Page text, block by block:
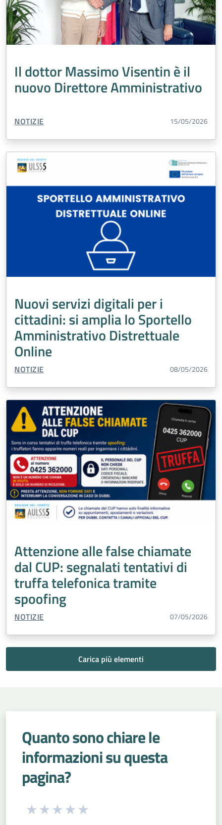
Il dottor Massimo Visentin è il
nuovo Direttore Amministrativo
TIPO CONTENUTO:
NOTIZIE 15/05/2026
Nuovi servizi digitali per i
cittadini: si amplia lo Sportello
Amministrativo Distrettuale
Online
TIPO CONTENUTO:
NOTIZIE 08/05/2026
Attenzione alle false chiamate
dal CUP: segnalati tentativi di
truffa telefonica tramite
spoofing
TIPO CONTENUTO:
NOTIZIE 07/05/2026
Carica più elementi
Quanto sono chiare le
informazioni su questa
pagina?
Seleziona una valutazione da 1 a 5 stelle